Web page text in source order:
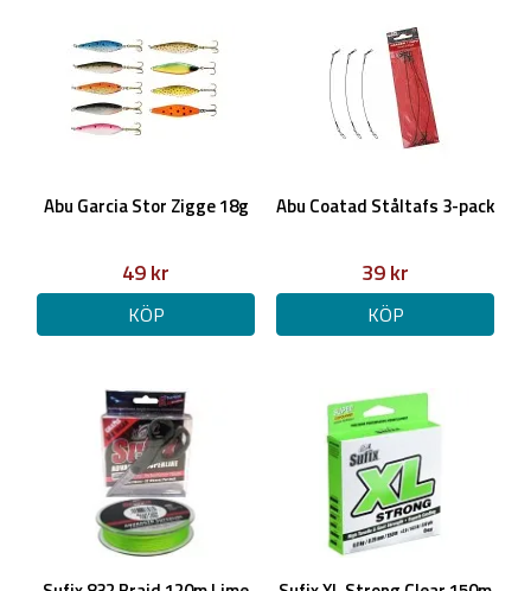
Abu Garcia Stor Zigge 18g
49 kr
KÖP
Abu Coatad Ståltafs 3-pack
39 kr
KÖP